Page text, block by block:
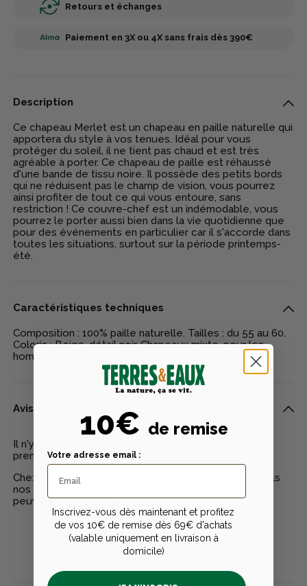
Retours et échanges
Paiement en 3X ou 4X sans frais dès 390€
Description
Ce chapeau Merlet est un chapeau en paille naturelle qui
apportera du style à vos tenues. Idéal pour vous
protéger du soleil, il ne tient pas chaud et est très
agréable à porter. Ce chapeau de paille est réhaussé
d'une bande de tissu noire. Il possède des petits bords
qui ne réduisent pas le champ de vision, vous pourrez
ainsi profiter de tout ce qui vous entoure, sans
restriction ! Ce couvre-chef est un indémodable, vous
pourrez le porter aussi bien dans la vie quotidienne que
pour des événements en particulier car il s'accorde dans
toutes les situations, surtout sur la période printemps-
été.
Caractéristiques techniques
Composition : 100% paille naturelle. Tailles : du 55 au 60.
Coloris : Beige, détail noir. Chapeaux mixte, pour les
hommes et pour les femmes.
Avis clients
Il n'y a pas encore d'avis pour ce produit - Soyez le
premier à rédiger un avis
Chez Terres & Eaux, les avis sont 100% certifiés : seuls
nos clients ayant réellement acheté nos produits
peuvent laisser un avis
Publier un avis
10€ de remise
Votre adresse email :
Inscrivez-vous dès maintenant et profitez
de vos 10€ de remise dès 69€ d'achats
(valable uniquement en livraison à
domicile)